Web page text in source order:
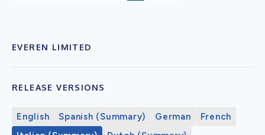
EVEREN LIMITED
RELEASE VERSIONS
English Spanish (Summary) German
French